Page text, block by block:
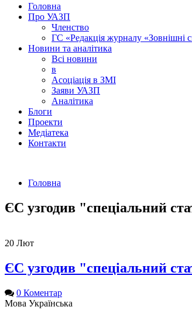
Головна
Про УАЗП
Членство
ГС «Редакція журналу «Зовнішні
Новини та аналітика
Всі новини
в
Асоціація в ЗМІ
Заяви УАЗП
Аналітика
Блоги
Проекти
Медіатека
Контакти
Головна
ЄС узгодив "спеціальний
20 Лют
ЄС узгодив "спеціальний
0 Коментар
Мова Українська